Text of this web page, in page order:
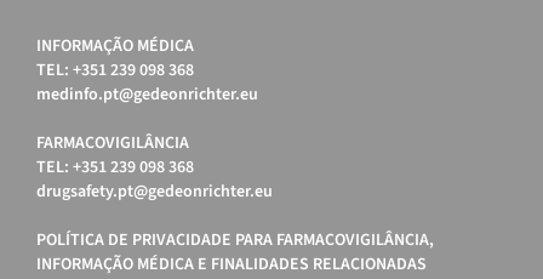
INFORMAÇÃO MÉDICA
TEL: +351 239 098 368
medinfo.pt@gedeonrichter.eu
FARMACOVIGILÂNCIA
TEL: +351 239 098 368
drugsafety.pt@gedeonrichter.eu
POLÍTICA DE PRIVACIDADE PARA FARMACOVIGILÂNCIA,
INFORMAÇÃO MÉDICA E FINALIDADES RELACIONADAS